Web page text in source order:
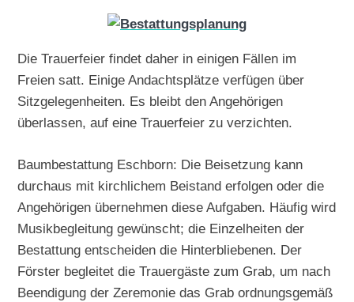
Die Trauerfeier findet daher in einigen Fällen im
Freien satt. Einige Andachtsplätze verfügen über
Sitzgelegenheiten. Es bleibt den Angehörigen
überlassen, auf eine Trauerfeier zu verzichten.
Baumbestattung Eschborn: Die Beisetzung kann
durchaus mit kirchlichem Beistand erfolgen oder die
Angehörigen übernehmen diese Aufgaben. Häufig wird
Musikbegleitung gewünscht; die Einzelheiten der
Bestattung entscheiden die Hinterbliebenen. Der
Förster begleitet die Trauergäste zum Grab, um nach
Beendigung der Zeremonie das Grab ordnungsgemäß